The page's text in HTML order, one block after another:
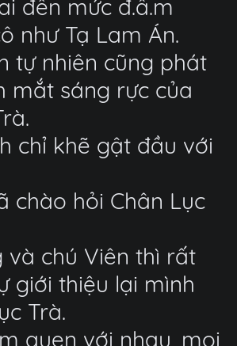
đến mức đ.â.m
như Tạ Lam Án.
tự nhiên cũng phát
mắt sáng rực của
chỉ khẽ gật đầu với
chào hỏi Chân Lục
và chú Viên thì rất
giới thiệu lại mình
Trà.
quen với nhau, mọi